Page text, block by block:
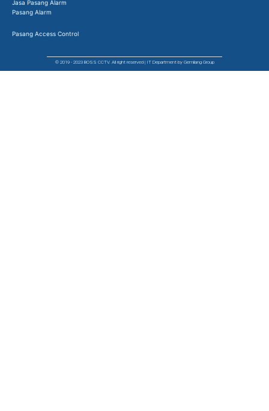
Jasa Pasang Alarm
Pasang Alarm
Pasang Access Control
© 2019 - 2023 BOSS CCTV. All right reserved | IT Department by Gemilang Group